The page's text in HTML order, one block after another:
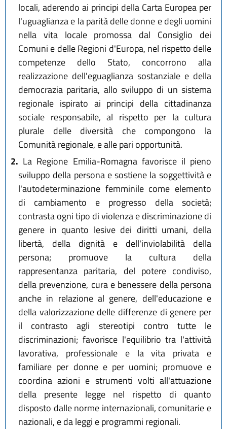
locali, aderendo ai principi della Carta Europea per
l'uguaglianza e la parità delle donne e degli uomini
nella vita locale promossa dal Consiglio dei
Comuni e delle Regioni d'Europa, nel rispetto delle
competenze dello Stato, concorrono alla
realizzazione dell'eguaglianza sostanziale e della
democrazia paritaria, allo sviluppo di un sistema
regionale ispirato ai principi della cittadinanza
sociale responsabile, al rispetto per la cultura
plurale delle diversità che compongono la
Comunità regionale, e alle pari opportunità.
2. La Regione Emilia-Romagna favorisce il pieno
sviluppo della persona e sostiene la soggettività e
l'autodeterminazione femminile come elemento
di cambiamento e progresso della società;
contrasta ogni tipo di violenza e discriminazione di
genere in quanto lesive dei diritti umani, della
libertà, della dignità e dell'inviolabilità della
persona; promuove la cultura della
rappresentanza paritaria, del potere condiviso,
della prevenzione, cura e benessere della persona
anche in relazione al genere, dell'educazione e
della valorizzazione delle differenze di genere per
il contrasto agli stereotipi contro tutte le
discriminazioni; favorisce l'equilibrio tra l'attività
lavorativa, professionale e la vita privata e
familiare per donne e per uomini; promuove e
coordina azioni e strumenti volti all'attuazione
della presente legge nel rispetto di quanto
disposto dalle norme internazionali, comunitarie e
nazionali, e da leggi e programmi regionali.